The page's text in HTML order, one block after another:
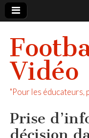
Vidéo
"Pour les éducateurs,
Prise